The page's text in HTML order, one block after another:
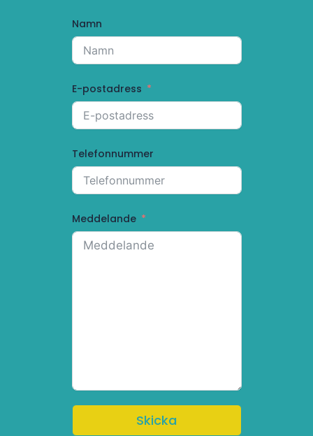
Namn
E-postadress
Telefonnummer
Meddelande
Skicka